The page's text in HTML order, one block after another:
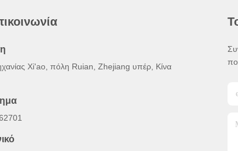
Xi'ao, πόλη Ruian, Zhejiang υπέρ, Κίνα